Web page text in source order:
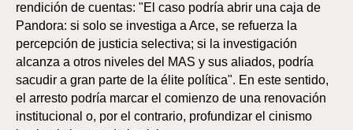
rendición de cuentas: "El caso podría abrir una caja de
Pandora: si solo se investiga a Arce, se refuerza la
percepción de justicia selectiva; si la investigación
alcanza a otros niveles del MAS y sus aliados, podría
sacudir a gran parte de la élite política". En este sentido,
el arresto podría marcar el comienzo de una renovación
institucional o, por el contrario, profundizar el cinismo